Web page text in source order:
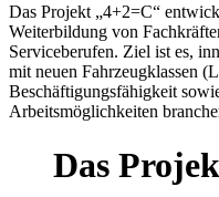
Das Projekt „4+2=C“
Weiterbildung von
Serviceberufen. Ziel ist es,
mit neuen Fahrzeugklassen
Beschäftigungsfähigkeit
Arbeitsmöglichkeiten
Das